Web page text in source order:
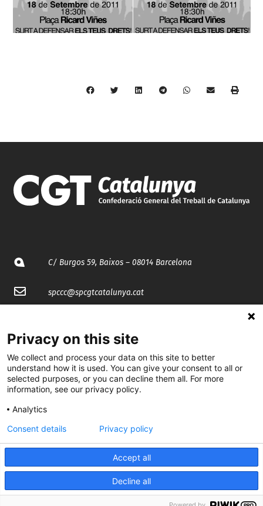
C/ Burgos 59, Baixos – 08014 Barcelona
spccc@spcgtcatalunya.cat
@CGTCatalunya
cgtcatalunya
cgtcatalunya
Desenvolupat per
Privacy on this site
We collect and process your data on this site to better
understand how it is used. You can give your consent to all or
selected purposes, or you can decline them all. For more
information, see our privacy policy.
Analytics
Accept all
Decline all
Consent details Privacy policy